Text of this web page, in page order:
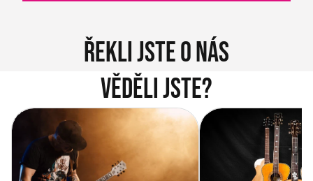
Řekli jste o nás
Věděli jste?
Vítejte na novém e-shopu Music
City
Jak vybrat